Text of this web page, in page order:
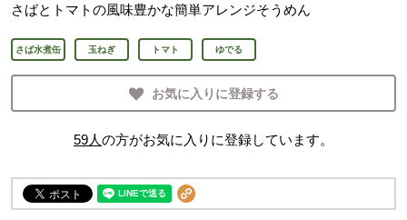
さばとトマトの風味豊かな簡単アレンジそうめん
さば水煮缶 玉ねぎ トマト ゆでる
お気に入りに登録する
59人の方がお気に入りに登録しています。